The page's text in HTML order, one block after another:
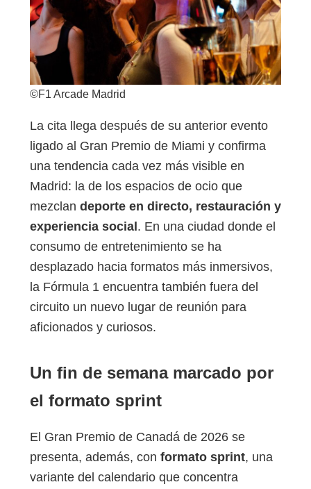
©F1 Arcade Madrid
La cita llega después de su anterior evento
ligado al Gran Premio de Miami y confirma
una tendencia cada vez más visible en
Madrid: la de los espacios de ocio que
mezclan deporte en directo, restauración y
experiencia social. En una ciudad donde el
consumo de entretenimiento se ha
desplazado hacia formatos más inmersivos,
la Fórmula 1 encuentra también fuera del
circuito un nuevo lugar de reunión para
aficionados y curiosos.
Un fin de semana marcado por
el formato sprint
El Gran Premio de Canadá de 2026 se
presenta, además, con formato sprint, una
variante del calendario que concentra